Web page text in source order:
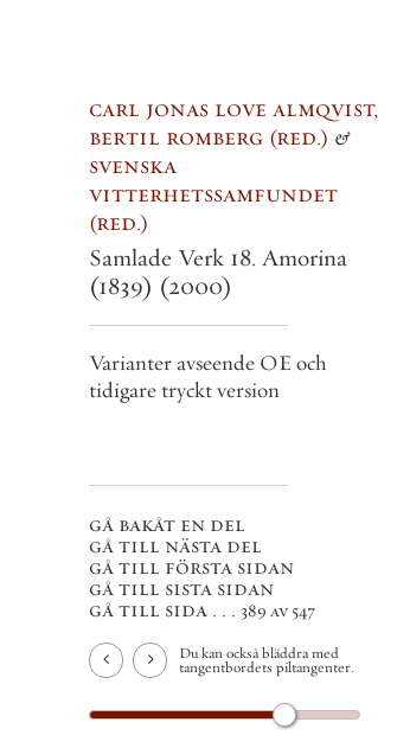
carl jonas love almqvist,
bertil romberg red. &
svenska
vitterhetssamfundet
red.
Samlade Verk 18. Amorina
(1839) (2000)
Varianter avseende OE och
tidigare tryckt version
gå bakåt en del
gå till nästa del
gå till första sidan
gå till sista sidan
gå till sida . . . 389 av 547
Du kan också bläddra med
tangentbordets piltangenter.